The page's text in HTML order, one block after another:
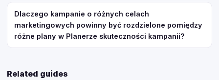
Dlaczego kampanie o różnych celach
marketingowych powinny być rozdzielone pomiędzy
różne plany w Planerze skuteczności kampanii?
Related guides